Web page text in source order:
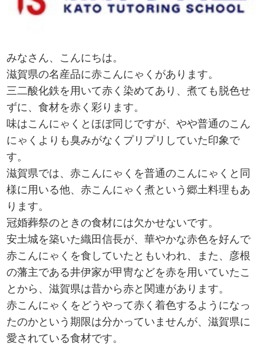
みなさん、こんにちは。
滋賀県の名産品に赤こんにゃくがあります。
三二酸化鉄を用いて赤く染めてあり、煮ても脱色せ
ずに、食材を赤く彩ります。
味はこんにゃくとほぼ同じですが、やや普通のこん
にゃくよりも臭みがなくプリプリしていた印象で
す。
滋賀県では、赤こんにゃくを普通のこんにゃくと同
様に用いる他、赤こんにゃく煮という郷土料理もあ
ります。
冠婚葬祭のときの食材には欠かせないです。
安土城を築いた織田信長が、華やかな赤色を好んで
赤こんにゃくを食していたともいわれ、また、彦根
の藩主である井伊家が甲冑などを赤を用いていたこ
とから、滋賀県は昔から赤と関連があります。
赤こんにゃくをどうやって赤く着色するようになっ
たのかという期限は分かっていませんが、滋賀県に
愛されている食材です。